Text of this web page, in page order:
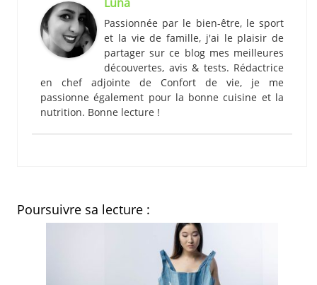
Passionnée par le bien-être, le sport
et la vie de famille, j'ai le plaisir de
partager sur ce blog mes meilleures
découvertes, avis & tests. Rédactrice
en chef adjointe de Confort de vie, je me
passionne également pour la bonne cuisine et la
nutrition. Bonne lecture !
Poursuivre sa lecture :